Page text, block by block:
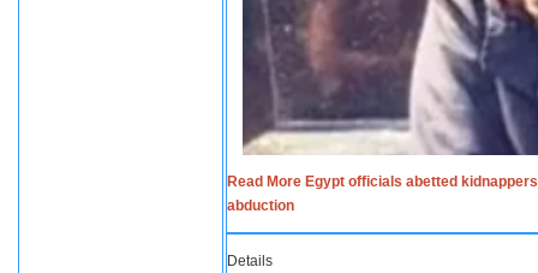
Read More Egypt officials abetted
abduction
Details